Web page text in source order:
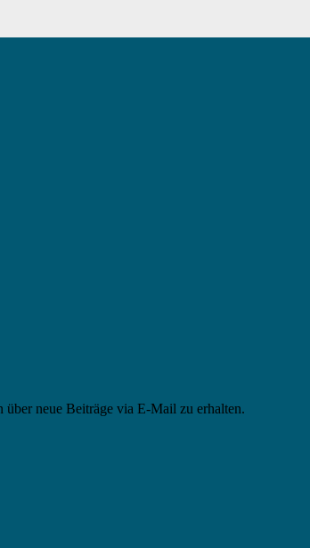
neue Beiträge via E-Mail zu erhalten.